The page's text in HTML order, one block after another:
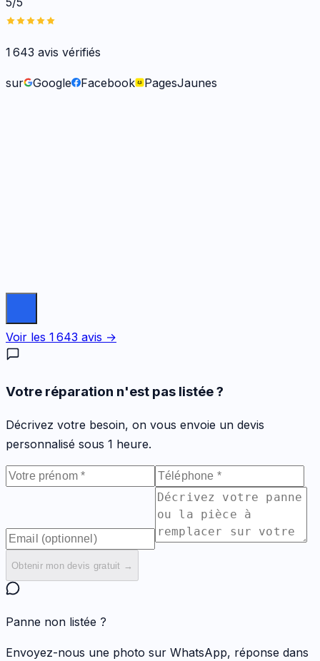
1 643 avis vérifiés
sur Google Facebook PagesJaunes
Voir les 1 643 avis →
Votre réparation n'est pas listée ?
Décrivez votre besoin, on vous envoie un devis
personnalisé sous 1 heure.
Obtenir mon devis gratuit →
Panne non listée ?
Envoyez-nous une photo sur WhatsApp, réponse dans